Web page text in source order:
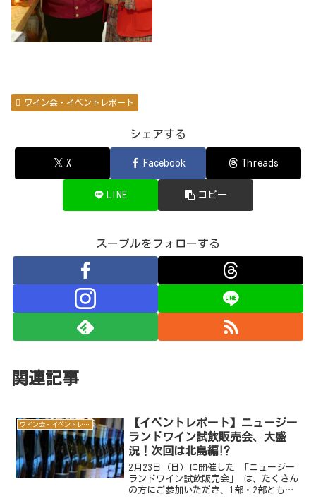
ワイン会・イベントレポート
シェアする
X Facebook Threads
LINE コピー
スープルをフォローする
関連記事
ワイン会・イベントレポート
【イベントレポート】ニュージー
ランドワイン試飲販売会、大盛
況！次回は北島編⁉
2月23日（日）に開催した 「ニュージー
ランドワイン試飲販売会」 は、たくさん
の方にご参加いただき、1部・2部ともに